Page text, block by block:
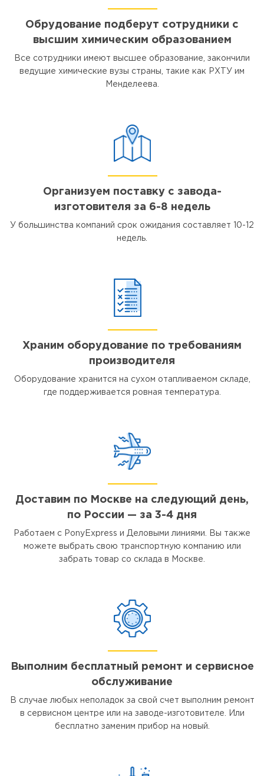
Обрудование подберут сотрудники с
высшим химическим образованием
Все сотрудники имеют высшее образование, закончили
ведущие химические вузы страны, такие как РХТУ им
Менделеева.
Организуем поставку с завода-
изготовителя за 6-8 недель
У большинства компаний срок ожидания составляет 10-12
недель.
Храним оборудование по требованиям
производителя
Оборудование хранится на сухом отапливаемом складе,
где поддерживается ровная температура.
Доставим по Москве на следующий день,
по России — за 3-4 дня
Работаем с PonyExpress и Деловыми линиями. Вы также
можете выбрать свою транспортную компанию или
забрать товар со склада в Москве.
Выполним бесплатный ремонт и сервисное
обслуживание
В случае любых неполадок за свой счет выполним ремонт
в сервисном центре или на заводе-изготовителе. Или
бесплатно заменим прибор на новый.